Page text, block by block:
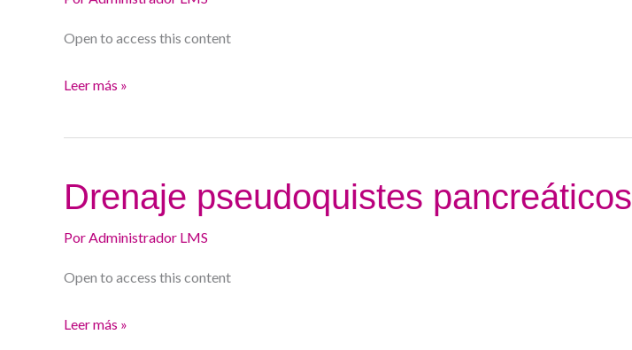
Open to access this content
Leer más »
Drenaje pseudoquistes pancreáticos
PorAdministrador LMS
Open to access this content
Drenaje
pseudoquistes
pancreáticos
Leer más »